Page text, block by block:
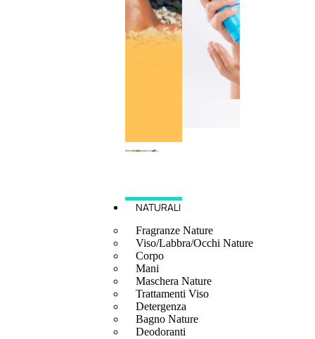
NATURALI
Fragranze Nature
Viso/Labbra/Occhi Nature
Corpo
Mani
Maschera Nature
Trattamenti Viso
Detergenza
Bagno Nature
Deodoranti